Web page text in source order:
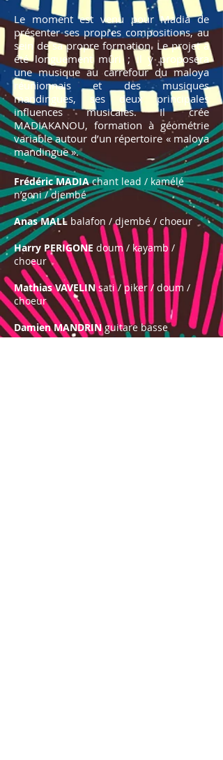
Le moment est venu pour Madia de
présenter ses propres compositions, au
sein de sa propre formation. Le projet a
été longuement mûri ; il y proposera
une musique au carrefour du maloya
réunionnais et des musiques
mandingues, ses deux principales
influences musicales. Il crée
MADIAKANOU, formation à géométrie
variable autour d’un répertoire « maloya
mandingue ».
Frédéric MADIAchant lead / kamélé
n’goni / djembé
Anas MALL balafon / djembé / choeur
Harry PERIGONE doum / kayamb /
choeur
Mathias VAVELINsati / piker / doum /
choeur
Damien MANDRINguitare basse